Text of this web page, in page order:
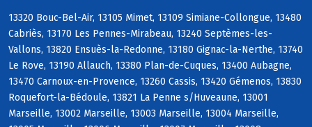
13320 Bouc-Bel-Air, 13105 Mimet, 13109 Simiane-Collongue, 13480
Cabriès, 13170 Les Pennes-Mirabeau, 13240 Septèmes-les-
Vallons, 13820 Ensuès-la-Redonne, 13180 Gignac-la-Nerthe, 13740
Le Rove, 13190 Allauch, 13380 Plan-de-Cuques, 13400 Aubagne,
13470 Carnoux-en-Provence, 13260 Cassis, 13420 Gémenos, 13830
Roquefort-la-Bédoule, 13821 La Penne s/Huveaune, 13001
Marseille, 13002 Marseille, 13003 Marseille, 13004 Marseille,